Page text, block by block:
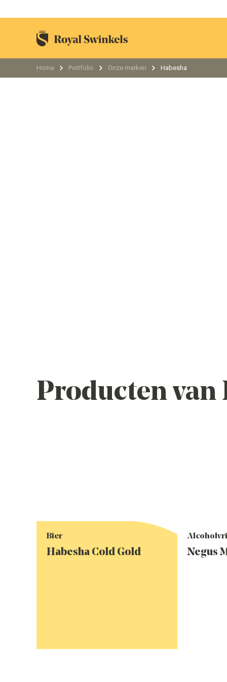
Home Portfolio Onze merken Habesha
Producten van
Bier
Habesha Cold Gold Negus